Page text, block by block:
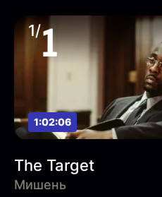
1/1
1:02:06
The Target
Мишень